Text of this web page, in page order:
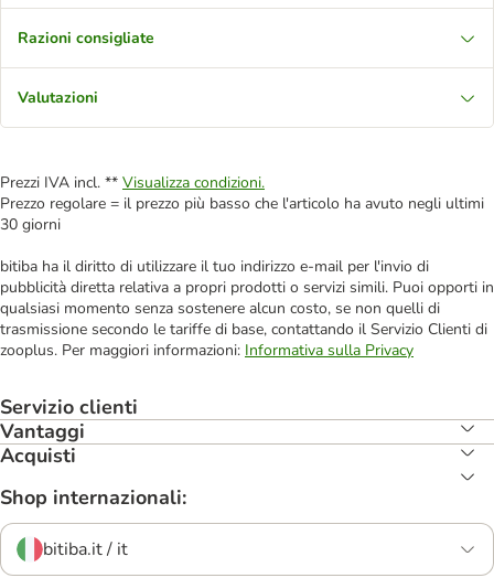
Razioni consigliate
Valutazioni
Prezzi IVA incl. ** Visualizza condizioni.
Prezzo regolare = il prezzo più basso che l'articolo ha avuto negli ultimi
30 giorni
bitiba ha il diritto di utilizzare il tuo indirizzo e-mail per l'invio di
pubblicità diretta relativa a propri prodotti o servizi simili. Puoi opporti in
qualsiasi momento senza sostenere alcun costo, se non quelli di
trasmissione secondo le tariffe di base, contattando il Servizio Clienti di
zooplus. Per maggiori informazioni: Informativa sulla Privacy
Servizio clienti
Vantaggi
Acquisti
Shop internazionali:
bitiba.it / it